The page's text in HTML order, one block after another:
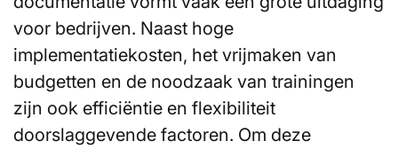
voor bedrijven. Naast hoge
implementatiekosten, het vrijmaken van
budgetten en de noodzaak van trainingen
zijn ook efficiëntie en flexibiliteit
doorslaggevende factoren. Om deze